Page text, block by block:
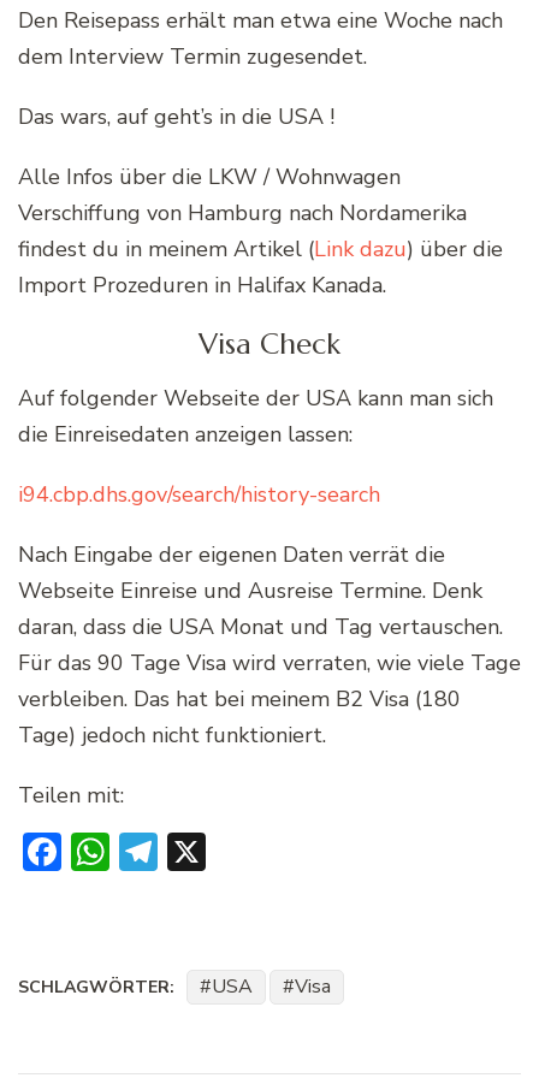
Den Reisepass erhält man etwa eine Woche nach
dem Interview Termin zugesendet.
Das wars, auf geht’s in die USA !
Alle Infos über die LKW / Wohnwagen
Verschiffung von Hamburg nach Nordamerika
findest du in meinem Artikel (Link dazu) über die
Import Prozeduren in Halifax Kanada.
Visa Check
Auf folgender Webseite der USA kann man sich
die Einreisedaten anzeigen lassen:
i94.cbp.dhs.gov/search/history-search
Nach Eingabe der eigenen Daten verrät die
Webseite Einreise und Ausreise Termine. Denk
daran, dass die USA Monat und Tag vertauschen.
Für das 90 Tage Visa wird verraten, wie viele Tage
verbleiben. Das hat bei meinem B2 Visa (180
Tage) jedoch nicht funktioniert.
Teilen mit:
Facebook
WhatsApp
Telegram
SCHLAGWÖRTER: USA Visa